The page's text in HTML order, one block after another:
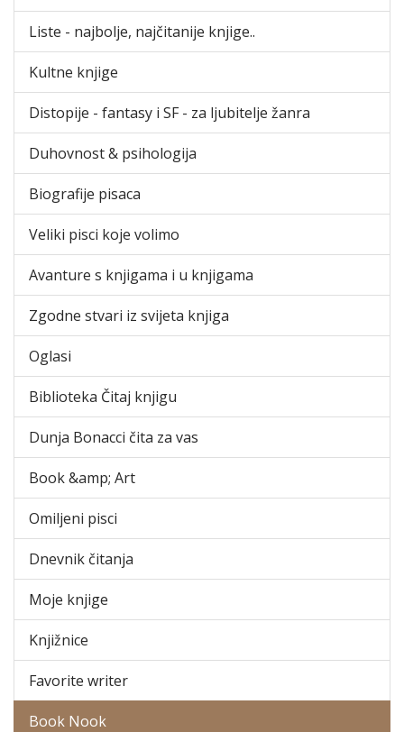
Liste - najbolje, najčitanije knjige..
Kultne knjige
Distopije - fantasy i SF - za ljubitelje žanra
Duhovnost & psihologija
Biografije pisaca
Veliki pisci koje volimo
Avanture s knjigama i u knjigama
Zgodne stvari iz svijeta knjiga
Oglasi
Biblioteka Čitaj knjigu
Dunja Bonacci čita za vas
Book &amp; Art
Omiljeni pisci
Dnevnik čitanja
Moje knjige
Knjižnice
Favorite writer
Book Nook